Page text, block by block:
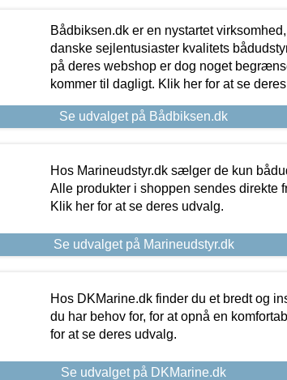
Bådbiksen.dk er en nystartet
danske sejlentusiaster kvalitets
på deres webshop er dog noget
kommer til dagligt. Klik her for at se
Se udvalget på Bådbiksen.dk
Hos Marineudstyr.dk sælger de kun
Alle produkter i shoppen sendes direkte
Klik her for at se deres udvalg.
Se udvalget på Marineudstyr.dk
Hos DKMarine.dk finder du et bredt og
du har behov for, for at opnå en
for at se deres udvalg.
Se udvalget på DKMarine.dk